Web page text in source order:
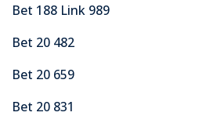
Bet 188 Link 989
Bet 20 482
Bet 20 659
Bet 20 831